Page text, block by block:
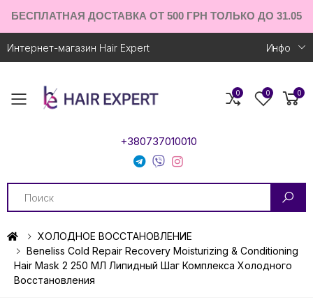
БЕСПЛАТНАЯ ДОСТАВКА ОТ 500 ГРН ТОЛЬКО ДО 31.05
Интернет-магазин Hair Expert Инфо
Toggle mobile menu
+380737010010
Search
0 0 0
ХОЛОДНОЕ ВОССТАНОВЛЕНИЕ
Beneliss Cold Repair Recovery Moisturizing & Conditioning
Hair Mask 2 250 МЛ Липидный Шаг Комплекса Холодного
Восстановления